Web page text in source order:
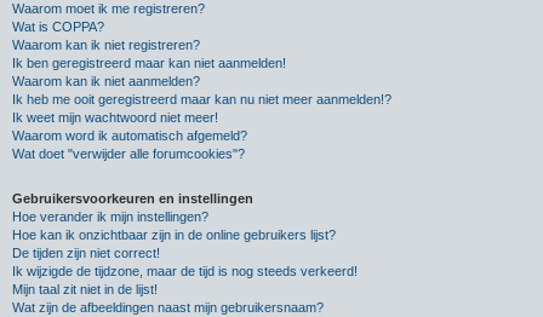
Waarom moet ik me registreren?
Wat is COPPA?
Waarom kan ik niet registreren?
Ik ben geregistreerd maar kan niet aanmelden!
Waarom kan ik niet aanmelden?
Ik heb me ooit geregistreerd maar kan nu niet meer aanmelden!?
Ik weet mijn wachtwoord niet meer!
Waarom word ik automatisch afgemeld?
Wat doet "verwijder alle forumcookies"?
Gebruikersvoorkeuren en instellingen
Hoe verander ik mijn instellingen?
Hoe kan ik onzichtbaar zijn in de online gebruikers lijst?
De tijden zijn niet correct!
Ik wijzigde de tijdzone, maar de tijd is nog steeds verkeerd!
Mijn taal zit niet in de lijst!
Wat zijn de afbeeldingen naast mijn gebruikersnaam?